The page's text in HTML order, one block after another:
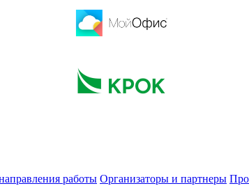
работы Организаторы и партнеры